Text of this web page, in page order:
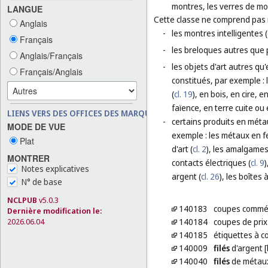
LANGUE
Anglais
Français
Anglais/Français
Français/Anglais
LIENS VERS DES OFFICES DES MARQUES
MODE DE VUE
Plat
MONTRER
Notes explicatives
N° de base
NCLPUB v5.0.3
Dernière modification le:
2026.06.04
montres, les verres de
Cette classe ne comprend
- les montres intelligentes (
- les breloques autres
- les objets d'art autres
constitués, par exemple :
(cl. 19), en bois, en cire,
faïence, en terre cuite ou
- certains produits en
exemple : les métaux en
d'art (cl. 2), les
contacts électriques (cl. 9
argent (cl. 26), les boîtes
140183
coupes
140184 coupes de
140185 étiquettes à
140009 filésd'argent
140040 filésde